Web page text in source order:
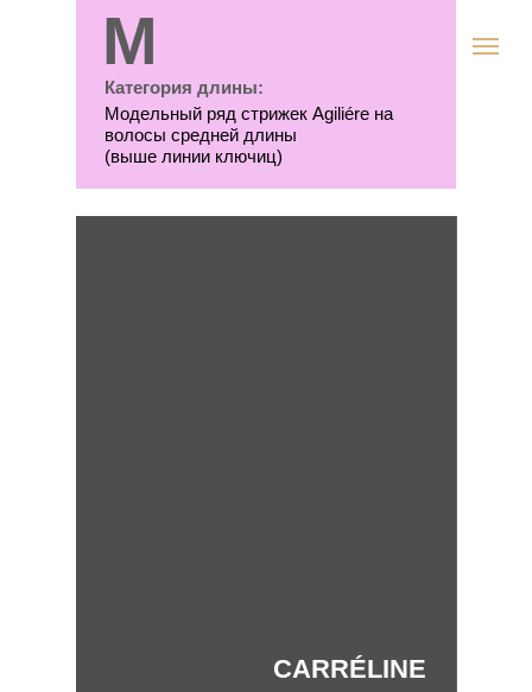
M
Модельный ряд стрижек Agiliére на
волосы средней длины
(выше линии ключиц)
Категория длины:
CARRÉLINE